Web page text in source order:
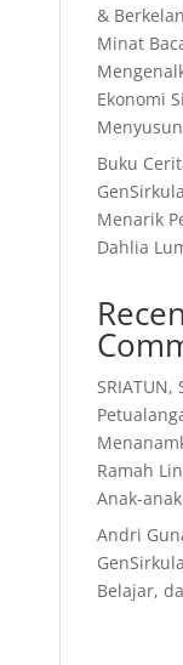
&
Minat
Ekonomi
Buku
Menarik
Dahlia
SRIATUN,
Ramah
Anak-anak
Andri
Belajar,